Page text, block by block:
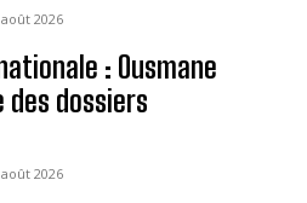
août 2026
: Ousmane
des dossiers
août 2026